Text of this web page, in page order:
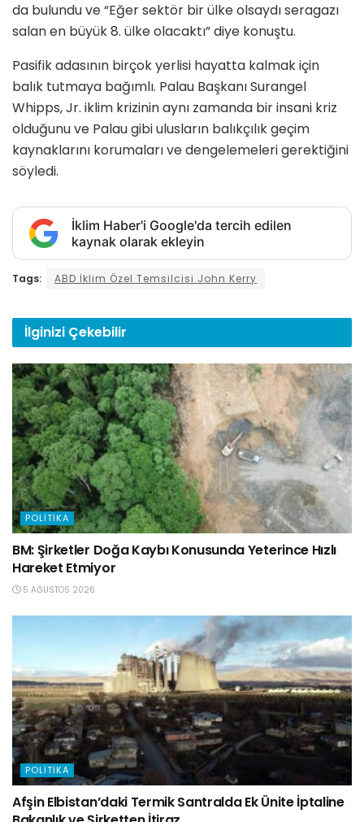
da bulundu ve “Eğer sektör bir ülke olsaydı seragazı
salan en büyük 8. ülke olacaktı” diye konuştu.
Pasifik adasının birçok yerlisi hayatta kalmak için
balık tutmaya bağımlı. Palau Başkanı Surangel
Whipps, Jr. iklim krizinin aynı zamanda bir insani kriz
olduğunu ve Palau gibi ulusların balıkçılık geçim
kaynaklarını korumaları ve dengelemeleri gerektiğini
söyledi.
İklim Haber'i Google'da tercih edilen
kaynak olarak ekleyin
Tags: ABD İklim Özel Temsilcisi John Kerry
İlginizi Çekebilir
POLITIKA
BM: Şirketler Doğa Kaybı Konusunda Yeterince Hızlı
Hareket Etmiyor
5 AĞUSTOS 2026
POLITIKA
Afşin Elbistan’daki Termik Santralda Ek Ünite İptaline